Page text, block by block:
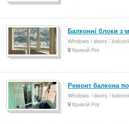
Балконні блоки з
Windows / doors /
Кривой Рог
Ремонт балкона
Windows / doors /
Кривой Рог